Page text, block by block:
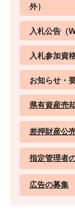
外）
入札公告（
入札参加資
お知らせ・
県有資産売
差押財産公
指定管理者
広告の募集